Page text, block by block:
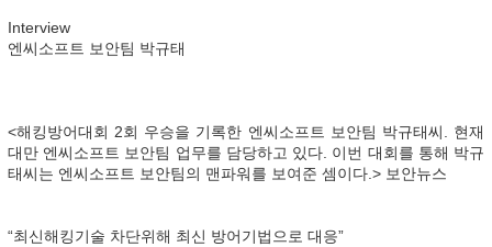
Interview
엔씨소프트 보안팀 박규태
<해킹방어대회 2회 우승을 기록한 엔씨소프트 보안팀 박규태씨. 현재
대만 엔씨소프트 보안팀 업무를 담당하고 있다. 이번 대회를 통해 박규
태씨는 엔씨소프트 보안팀의 맨파워를 보여준 셈이다.> 보안뉴스
“최신해킹기술 차단위해 최신 방어기법으로 대응”